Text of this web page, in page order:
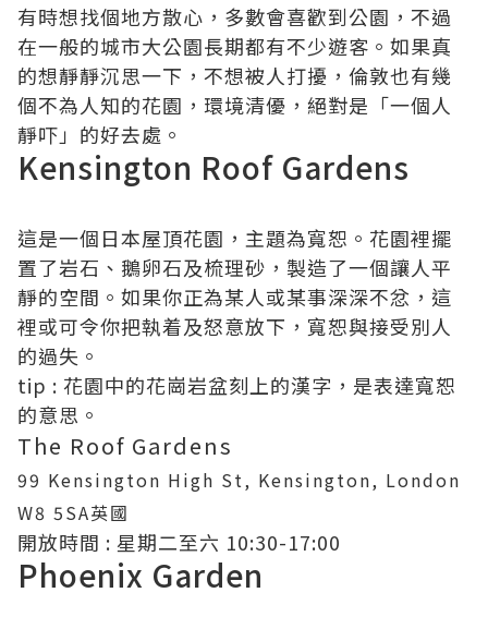
有時想找個地方散心，多數會喜歡到公園，不過
在一般的城市大公園長期都有不少遊客。如果真
的想靜靜沉思一下，不想被人打擾，倫敦也有幾
個不為人知的花園，環境清優，絕對是「一個人
靜吓」的好去處。
Kensington Roof Gardens
這是一個日本屋頂花園，主題為寬恕。花園裡擺
置了岩石、鵝卵石及梳理砂，製造了一個讓人平
靜的空間。如果你正為某人或某事深深不忿，這
裡或可令你把執着及怒意放下，寬恕與接受別人
的過失。
tip : 花園中的花崗岩盆刻上的漢字，是表達寬恕
的意思。
The Roof Gardens
99 Kensington High St, Kensington, London
W8 5SA英國
開放時間 : 星期二至六 10:30-17:00
Phoenix Garden